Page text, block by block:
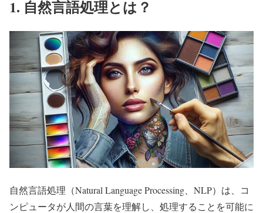
1. 自然言語処理とは？
自然言語処理（Natural Language Processing、NLP）は、コ
ンピュータが人間の言葉を理解し、処理することを可能に